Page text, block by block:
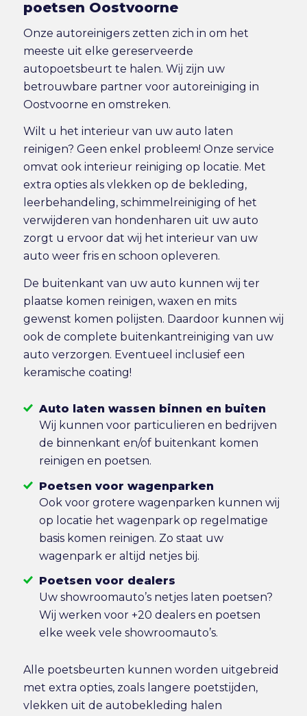
poetsen Oostvoorne
Onze autoreinigers zetten zich in om het
meeste uit elke gereserveerde
autopoetsbeurt te halen. Wij zijn uw
betrouwbare partner voor autoreiniging in
Oostvoorne en omstreken.
Wilt u het interieur van uw auto laten
reinigen? Geen enkel probleem! Onze service
omvat ook interieur reiniging op locatie. Met
extra opties als vlekken op de bekleding,
leerbehandeling, schimmelreiniging of het
verwijderen van hondenharen uit uw auto
zorgt u ervoor dat wij het interieur van uw
auto weer fris en schoon opleveren.
De buitenkant van uw auto kunnen wij ter
plaatse komen reinigen, waxen en mits
gewenst komen polijsten. Daardoor kunnen wij
ook de complete buitenkantreiniging van uw
auto verzorgen. Eventueel inclusief een
keramische coating!
Auto laten wassen binnen en buiten
Wij kunnen voor particulieren en bedrijven
de binnenkant en/of buitenkant komen
reinigen en poetsen.
Poetsen voor wagenparken
Ook voor grotere wagenparken kunnen wij
op locatie het wagenpark op regelmatige
basis komen reinigen. Zo staat uw
wagenpark er altijd netjes bij.
Poetsen voor dealers
Uw showroomauto’s netjes laten poetsen?
Wij werken voor +20 dealers en poetsen
elke week vele showroomauto’s.
Alle poetsbeurten kunnen worden uitgebreid
met extra opties, zoals langere poetstijden,
vlekken uit de autobekleding halen